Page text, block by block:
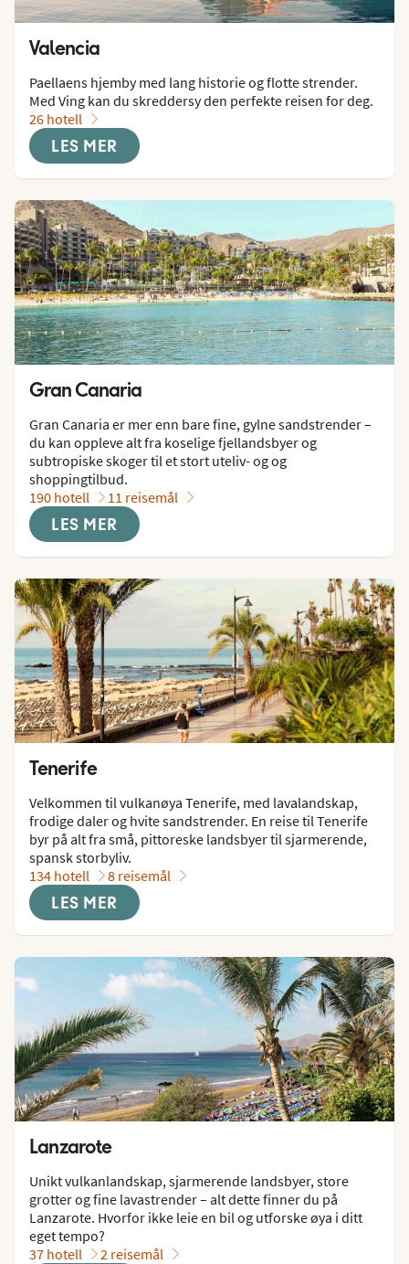
Valencia
Paellaens hjemby med lang historie og flotte strender.
Med Ving kan du skreddersy den perfekte reisen for deg.
26 hotell
LES MER
Gran Canaria
Gran Canaria er mer enn bare fine, gylne sandstrender –
du kan oppleve alt fra koselige fjellandsbyer og
subtropiske skoger til et stort uteliv- og og
shoppingtilbud.
190 hotell
11 reisemål
LES MER
Tenerife
Velkommen til vulkanøya Tenerife, med lavalandskap,
frodige daler og hvite sandstrender. En reise til Tenerife
byr på alt fra små, pittoreske landsbyer til sjarmerende,
spansk storbyliv.
134 hotell
8 reisemål
LES MER
Lanzarote
Unikt vulkanlandskap, sjarmerende landsbyer, store
grotter og fine lavastrender – alt dette finner du på
Lanzarote. Hvorfor ikke leie en bil og utforske øya i ditt
eget tempo?
37 hotell
2 reisemål